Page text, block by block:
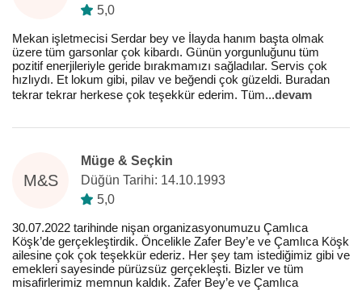
5,0
Mekan işletmecisi Serdar bey ve İlayda hanım başta olmak
üzere tüm garsonlar çok kibardı. Günün yorgunluğunu tüm
pozitif enerjileriyle geride bırakmamızı sağladılar. Servis çok
hızlıydı. Et lokum gibi, pilav ve beğendi çok güzeldi. Buradan
tekrar tekrar herkese çok teşekkür ederim. Tüm...devam
M&S
Müge & Seçkin
Düğün Tarihi: 14.10.1993
5,0
30.07.2022 tarihinde nişan organizasyonumuzu Çamlıca
Köşk’de gerçekleştirdik. Öncelikle Zafer Bey’e ve Çamlıca Köşk
ailesine çok çok teşekkür ederiz. Her şey tam istediğimiz gibi ve
emekleri sayesinde pürüzsüz gerçekleşti. Bizler ve tüm
misafirlerimiz memnun kaldık. Zafer Bey’e ve Çamlıca